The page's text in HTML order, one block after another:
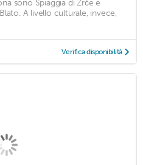
sono Spiaggia di Zrće e
A livello culturale, invece,
Verifica disponibilità